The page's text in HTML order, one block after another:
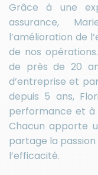
Grâce à une
assurance,
l’amélioration de
de nos
de près de 20
d’entreprise et
depuis 5 ans,
performance et à
Chacun apporte
partage la
l’efficacité.